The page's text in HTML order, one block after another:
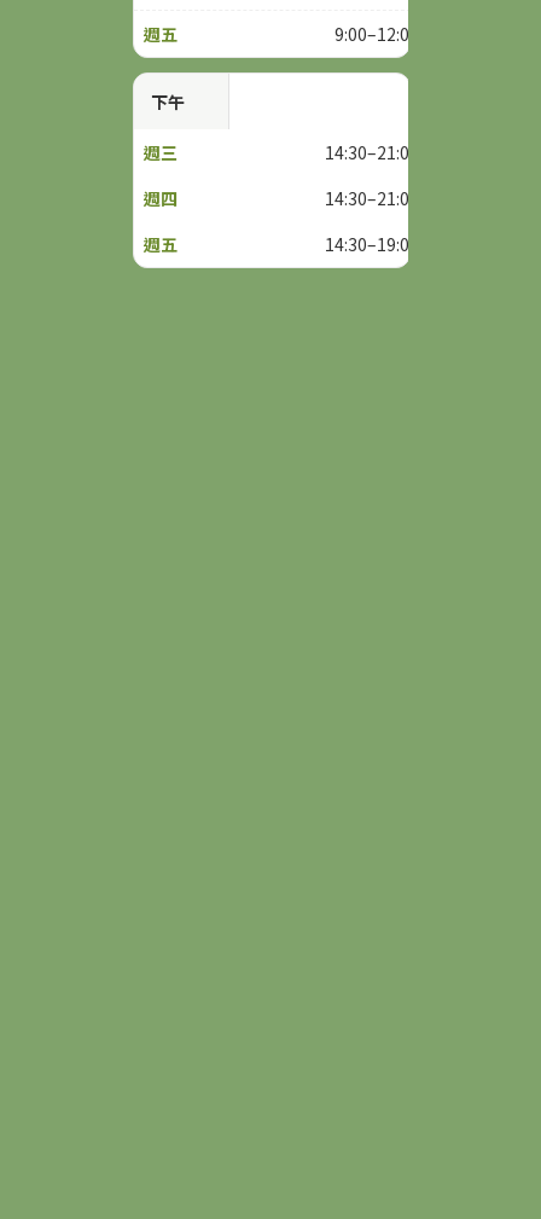
9:00–12:00
下午
14:30–21:00
14:30–21:00
14:30–19:00